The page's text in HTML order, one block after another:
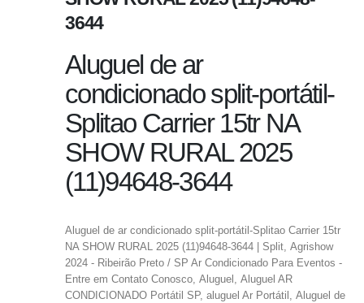
3644
Aluguel de ar
condicionado split-portátil-
Splitao Carrier 15tr NA
SHOW RURAL 2025
(11)94648-3644
Aluguel de ar condicionado split-portátil-Splitao Carrier 15tr
NA SHOW RURAL 2025 (11)94648-3644 | Split, Agrishow
2024 - Ribeirão Preto / SP Ar Condicionado Para Eventos -
Entre em Contato Conosco, Aluguel, Aluguel AR
CONDICIONADO Portátil SP, aluguel Ar Portátil, Aluguel de